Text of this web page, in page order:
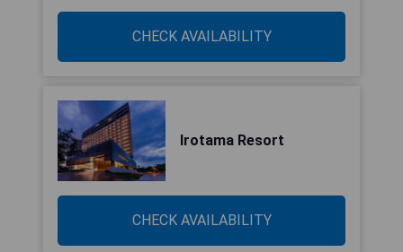
CHECK AVAILABILITY
Irotama Resort
CHECK AVAILABILITY